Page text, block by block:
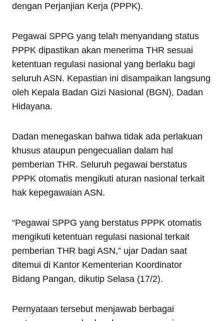
dengan Perjanjian Kerja (PPPK).
Pegawai SPPG yang telah menyandang status
PPPK dipastikan akan menerima THR sesuai
ketentuan regulasi nasional yang berlaku bagi
seluruh ASN. Kepastian ini disampaikan langsung
oleh Kepala Badan Gizi Nasional (BGN), Dadan
Hidayana.
Dadan menegaskan bahwa tidak ada perlakuan
khusus ataupun pengecualian dalam hal
pemberian THR. Seluruh pegawai berstatus
PPPK otomatis mengikuti aturan nasional terkait
hak kepegawaian ASN.
“Pegawai SPPG yang berstatus PPPK otomatis
mengikuti ketentuan regulasi nasional terkait
pemberian THR bagi ASN,” ujar Dadan saat
ditemui di Kantor Kementerian Koordinator
Bidang Pangan, dikutip Selasa (17/2).
Pernyataan tersebut menjawab berbagai